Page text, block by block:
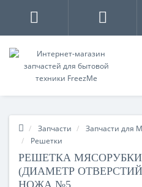
Запчасти
Запчасти для
Решетки
РЕШЕТКА МЯСОРУБКИ
(ДИАМЕТР
НОЖА №5